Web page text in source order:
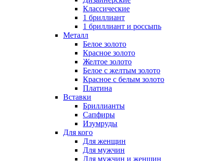
Классические
1 бриллиант
1 бриллиант и россыпь
Металл
Белое золото
Красное золото
Желтое золото
Белое с желтым золото
Красное с белым золото
Платина
Вставки
Бриллианты
Сапфиры
Изумруды
Для кого
Для женщин
Для мужчин
Для мужчин и женщин